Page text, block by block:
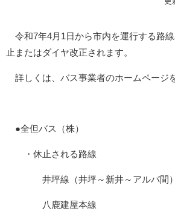
令和7年4月1日から市内を運行する路
止またはダイヤ改正されます。
詳しくは、バス事業者のホームページ
●全但バス（株）
・休止される路線
井坪線（井坪～新井～アルバ間
八鹿建屋本線